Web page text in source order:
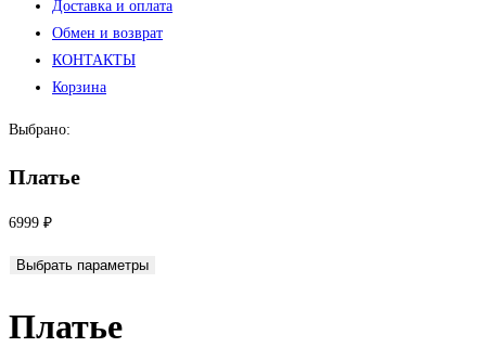
Доставка и оплата
Обмен и возврат
КОНТАКТЫ
Корзина
Выбрано:
Платье
6999 ₽
Выбрать параметры
Платье